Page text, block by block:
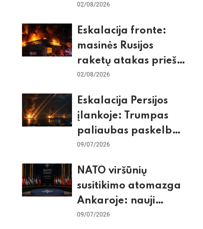
Briuselio vizito
skurdas ir karinis
konfliktas su
Pakistanu
02/08/2026
Eskalacija fronte:
masinės Rusijos
raketų atakas prieš
Kijevą, dronų smūgiai
žiemos krizės grėsmė
02/08/2026
Eskalacija Persijos
įlankoje: Trumpas
paliaubas paskelbė
baigtomis, JAV
taikinių Irane
09/07/2026
NATO viršūnių
susitikimo atomazga
Ankaroje: nauji
įsipareigojimai
09/07/2026